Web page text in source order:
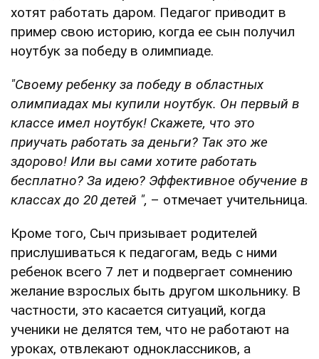
хотят работать даром. Педагог приводит в
пример свою историю, когда ее сын получил
ноутбук за победу в олимпиаде.
"Своему ребенку за победу в областных
олимпиадах мы купили ноутбук. Он первый в
классе имел ноутбук! Скажете, что это
приучать работать за деньги? Так это же
здорово! Или вы сами хотите работать
бесплатно? За идею? Эффективное обучение в
классах до 20 детей ", – отмечает учительница.
Кроме того, Сыч призывает родителей
прислушиваться к педагогам, ведь с ними
ребенок всего 7 лет и подвергает сомнению
желание взрослых быть другом школьнику. В
частности, это касается ситуаций, когда
ученики не делятся тем, что не работают на
уроках, отвлекают одноклассников, а